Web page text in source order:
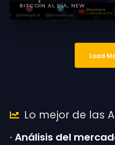
BITCOIN AL DÍA NEW
Load
Lo mejor de las
· Análisis del